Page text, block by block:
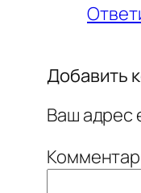
Добавить
Ваш адрес